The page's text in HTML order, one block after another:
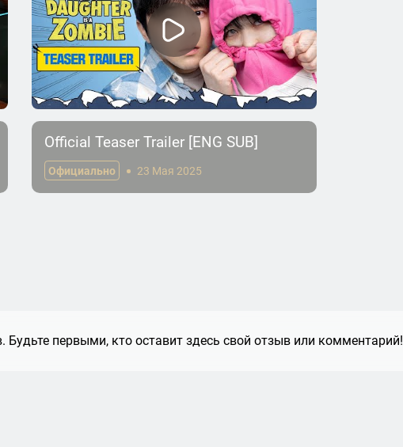
Official Teaser Trailer [ENG SUB]
Официально 23 Мая 2025
первыми, кто оставит здесь свой отзыв или комментарий!